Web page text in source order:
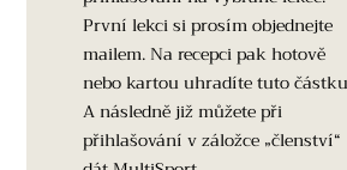
První lekci si prosím objednejte
mailem. Na recepci pak hotově
nebo kartou uhradíte tuto
A následně již můžete při
přihlašování v záložce „členství“